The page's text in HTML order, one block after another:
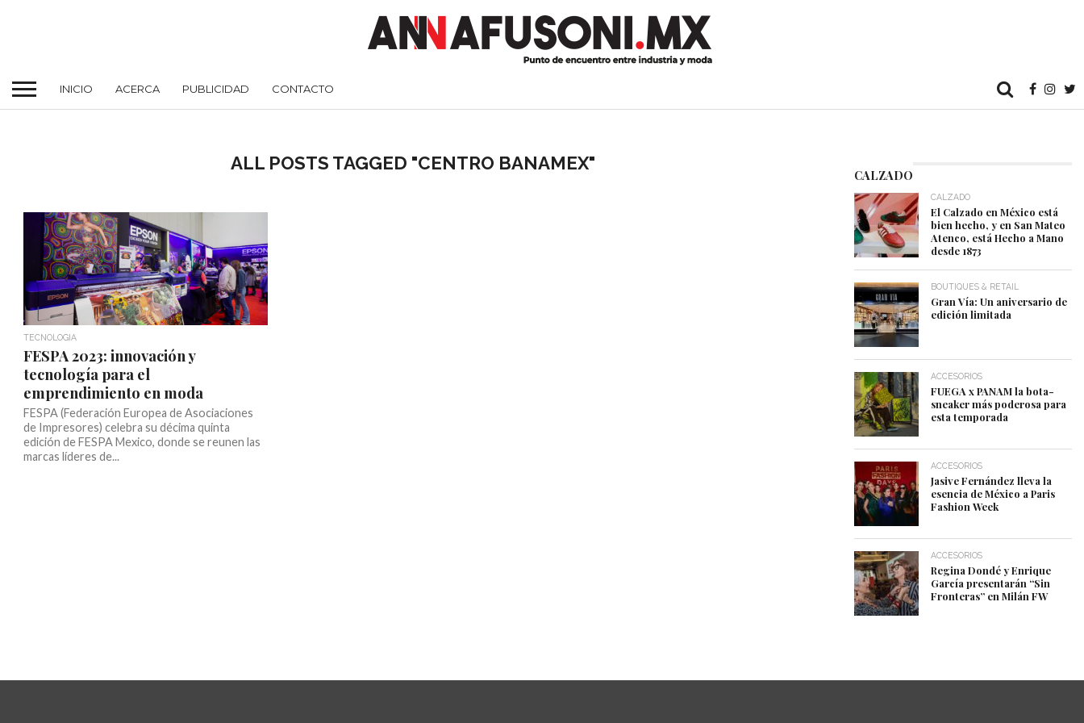
INICIO ACERCA PUBLICIDAD CONTACTO
ALL POSTS TAGGED "CENTRO BANAMEX"
TECNOLOGIA
FESPA 2023: innovación y
tecnología para el
emprendimiento en moda
FESPA (Federación Europea de Asociaciones
de Impresores) celebra su décima quinta
edición de FESPA Mexico, donde se reunen las
marcas líderes de...
CALZADO
CALZADO
El Calzado en México está
bien hecho, y en San Mateo
Atenco, está Hecho a Mano
desde 1873
BOUTIQUES & RETAIL
Gran Vía: Un aniversario de
edición limitada
ACCESORIOS
FUEGA x PANAM la bota-
sneaker más poderosa para
esta temporada
ACCESORIOS
Jasive Fernández lleva la
esencia de México a Paris
Fashion Week
ACCESORIOS
Regina Dondé y Enrique
García presentarán “Sin
Fronteras” en Milán FW